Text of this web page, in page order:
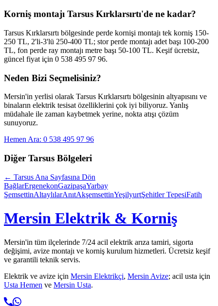
Korniş montajı Tarsus Kırklarsırtı'de ne kadar?
Tarsus Kırklarsırtı bölgesinde perde kornişi montajı tek korniş 150-
250 TL, 2'li-3'lü 250-400 TL; stor perde montajı adet başı 100-200
TL, fon perde ray montajı metre başı 50-100 TL. Keşif ücretsiz,
güncel fiyat için 0 538 495 97 96.
Neden Bizi Seçmelisiniz?
Mersin'in yerlisi olarak Tarsus Kırklarsırtı bölgesinin altyapısını ve
binaların elektrik tesisat özelliklerini çok iyi biliyoruz. Yanlış
müdahale ile zaman kaybetmek yerine, nokta atışı çözüm
sunuyoruz.
Hemen Ara: 0 538 495 97 96
Diğer Tarsus Bölgeleri
← Tarsus Ana Sayfasına Dön
BağlarErgenekonGazipaşaYarbay
ŞemsettinAltaylılarAnıtAkşemsettinYeşilyurtŞehitler TepesiFatih
Mersin Elektrik & Korniş
Mersin'in tüm ilçelerinde 7/24 acil elektrik arıza tamiri, sigorta
değişimi, avize montajı ve korniş kurulum hizmetleri. Ücretsiz keşif
ve garantili teknik servis.
Elektrik ve avize için Mersin Elektrikçi, Mersin Avize; acil usta için
Usta Hemen ve Mersin Usta.